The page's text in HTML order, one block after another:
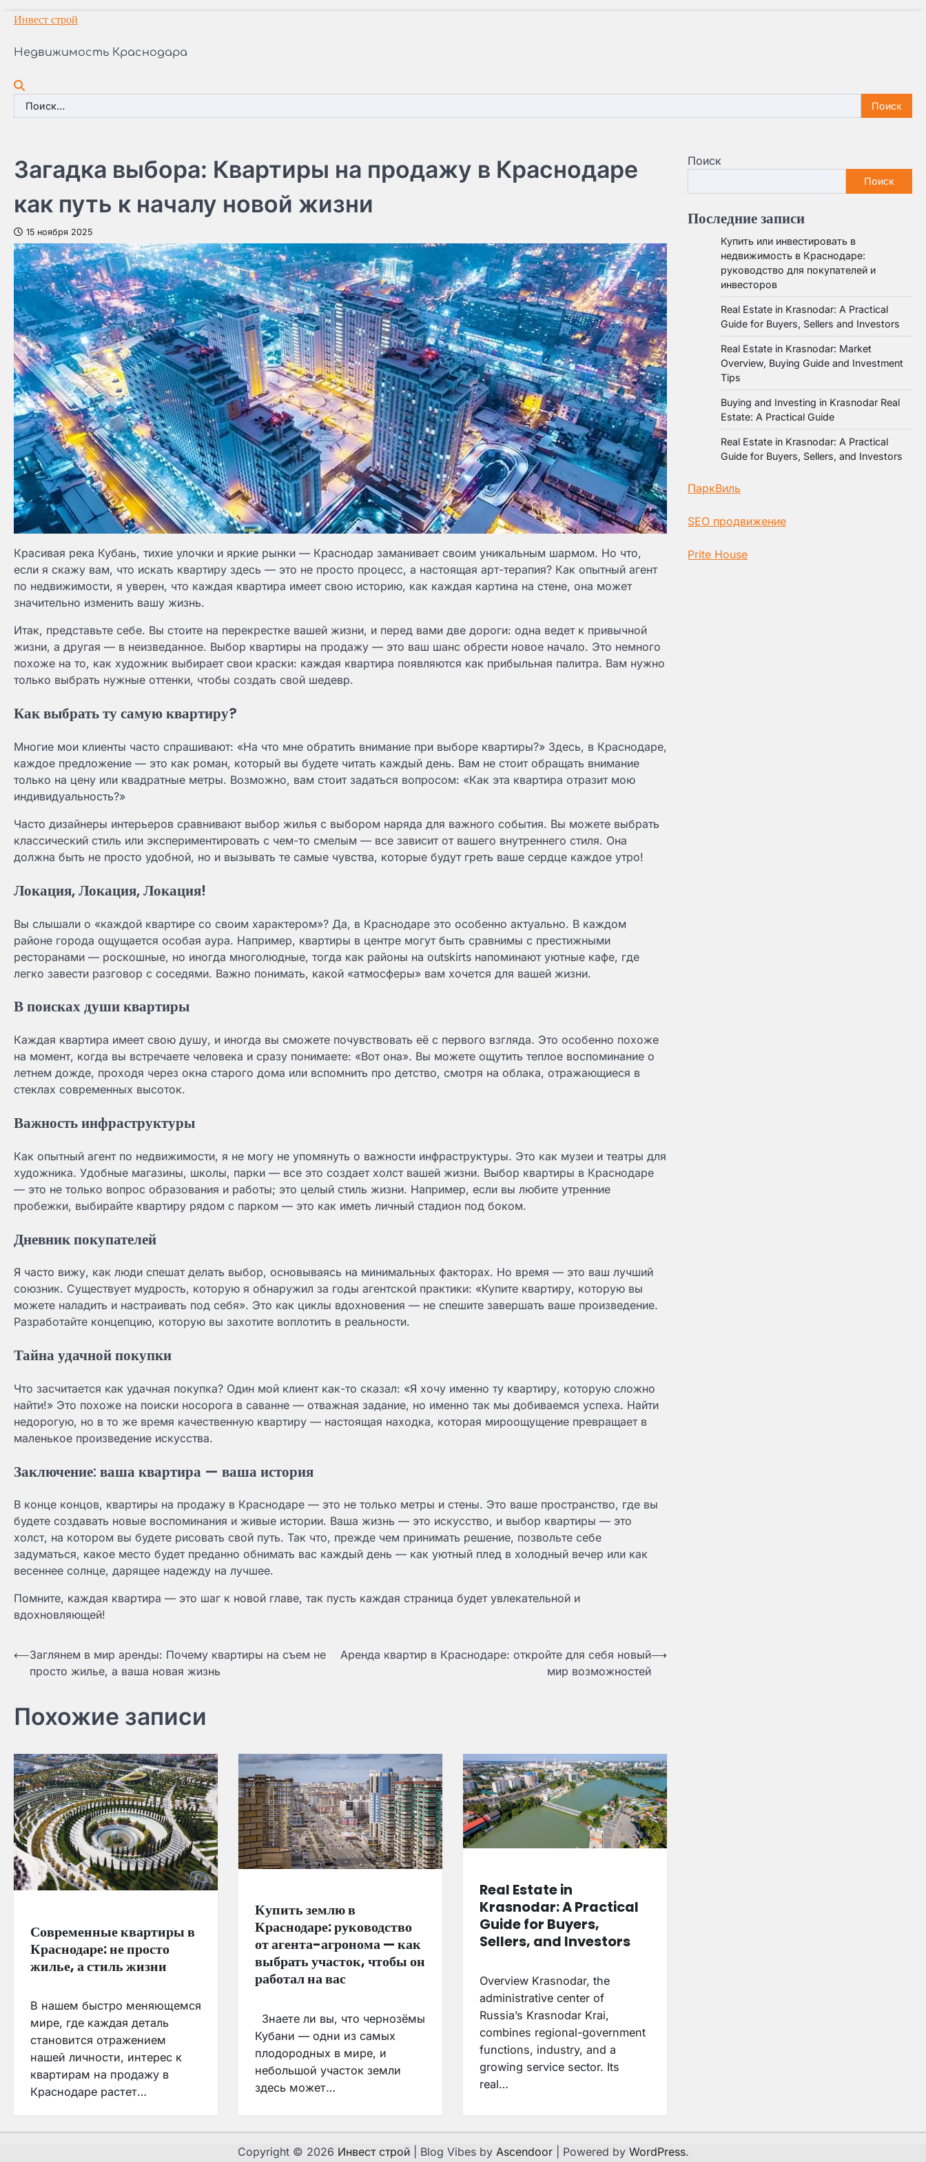
Перейти
содержимому
Инвест строй
Недвижимость Краснодара
Найти:
Загадка выбора: Квартиры на продажу в Краснодаре
как путь к началу новой жизни
15 ноября 2025
Красивая река Кубань, тихие улочки и яркие рынки — Краснодар заманивает своим уникальным шармом. Но что,
если я скажу вам, что искать квартиру здесь — это не просто процесс, а настоящая арт-терапия? Как опытный агент
по недвижимости, я уверен, что каждая квартира имеет свою историю, как каждая картина на стене, она может
значительно изменить вашу жизнь.
Итак, представьте себе. Вы стоите на перекрестке вашей жизни, и перед вами две дороги: одна ведет к привычной
жизни, а другая — в неизведанное. Выбор квартиры на продажу — это ваш шанс обрести новое начало. Это немного
похоже на то, как художник выбирает свои краски: каждая квартира появляются как прибыльная палитра. Вам нужно
только выбрать нужные оттенки, чтобы создать свой шедевр.
Как выбрать ту самую квартиру?
Многие мои клиенты часто спрашивают: «На что мне обратить внимание при выборе квартиры?» Здесь, в Краснодаре,
каждое предложение — это как роман, который вы будете читать каждый день. Вам не стоит обращать внимание
только на цену или квадратные метры. Возможно, вам стоит задаться вопросом: «Как эта квартира отразит мою
индивидуальность?»
Часто дизайнеры интерьеров сравнивают выбор жилья с выбором наряда для важного события. Вы можете выбрать
классический стиль или экспериментировать с чем-то смелым — все зависит от вашего внутреннего стиля. Она
должна быть не просто удобной, но и вызывать те самые чувства, которые будут греть ваше сердце каждое утро!
Локация, Локация, Локация!
Вы слышали о «каждой квартире со своим характером»? Да, в Краснодаре это особенно актуально. В каждом
районе города ощущается особая аура. Например, квартиры в центре могут быть сравнимы с престижными
ресторанами — роскошные, но иногда многолюдные, тогда как районы на outskirts напоминают уютные кафе, где
легко завести разговор с соседями. Важно понимать, какой «атмосферы» вам хочется для вашей жизни.
В поисках души квартиры
Каждая квартира имеет свою душу, и иногда вы сможете почувствовать её с первого взгляда. Это особенно похоже
на момент, когда вы встречаете человека и сразу понимаете: «Вот она». Вы можете ощутить теплое воспоминание о
летнем дожде, проходя через окна старого дома или вспомнить про детство, смотря на облака, отражающиеся в
стеклах современных высоток.
Важность инфраструктуры
Как опытный агент по недвижимости, я не могу не упомянуть о важности инфраструктуры. Это как музеи и театры для
художника. Удобные магазины, школы, парки — все это создает холст вашей жизни. Выбор квартиры в Краснодаре
— это не только вопрос образования и работы; это целый стиль жизни. Например, если вы любите утренние
пробежки, выбирайте квартиру рядом с парком — это как иметь личный стадион под боком.
Дневник покупателей
Я часто вижу, как люди спешат делать выбор, основываясь на минимальных факторах. Но время — это ваш лучший
союзник. Существует мудрость, которую я обнаружил за годы агентской практики: «Купите квартиру, которую вы
можете наладить и настраивать под себя». Это как циклы вдохновения — не спешите завершать ваше произведение.
Разработайте концепцию, которую вы захотите воплотить в реальности.
Тайна удачной покупки
Что засчитается как удачная покупка? Один мой клиент как-то сказал: «Я хочу именно ту квартиру, которую сложно
найти!» Это похоже на поиски носорога в саванне — отважная задание, но именно так мы добиваемся успеха. Найти
недорогую, но в то же время качественную квартиру — настоящая находка, которая мироощущение превращает в
маленькое произведение искусства.
Заключение: ваша квартира — ваша история
В конце концов, квартиры на продажу в Краснодаре — это не только метры и стены. Это ваше пространство, где вы
будете создавать новые воспоминания и живые истории. Ваша жизнь — это искусство, и выбор квартиры — это
холст, на котором вы будете рисовать свой путь. Так что, прежде чем принимать решение, позвольте себе
задуматься, какое место будет преданно обнимать вас каждый день — как уютный плед в холодный вечер или как
весеннее солнце, дарящее надежду на лучшее.
Помните, каждая квартира — это шаг к новой главе, так пусть каждая страница будет увлекательной и
вдохновляющей!
Навигация
⟵Заглянем в мир аренды: Почему квартиры на съем не
просто жилье, а ваша новая жизнь
Аренда квартир в Краснодаре: откройте для себя новый
мир возможностей
⟶
Похожие записи
Современные квартиры в
Краснодаре: не просто
жилье, а стиль жизни
В нашем быстро меняющемся
мире, где каждая деталь
становится отражением
нашей личности, интерес к
квартирам на продажу в
Краснодаре растет…
Купить землю в
Краснодаре: руководство
от агента-агронома — как
выбрать участок, чтобы он
работал на вас
Знаете ли вы, что чернозёмы
Кубани — одни из самых
плодородных в мире, и
небольшой участок земли
здесь может…
Real Estate in
Krasnodar: A Practical
Guide for Buyers,
Sellers, and Investors
Overview Krasnodar, the
administrative center of
Russia’s Krasnodar Krai,
combines regional-government
functions, industry, and a
growing service sector. Its
real…
Поиск
Поиск
Последние записи
Купить или инвестировать в
недвижимость в Краснодаре:
руководство для покупателей и
инвесторов
Real Estate in Krasnodar: A Practical
Guide for Buyers, Sellers and Investors
Real Estate in Krasnodar: Market
Overview, Buying Guide and Investment
Tips
Buying and Investing in Krasnodar Real
Estate: A Practical Guide
Real Estate in Krasnodar: A Practical
Guide for Buyers, Sellers, and Investors
ПаркВиль
SEO продвижение
Prite House
Copyright © 2026 Инвест строй| Blog Vibes by Ascendoor| Powered by WordPress.